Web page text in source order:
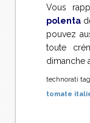
Vous
polenta
pouvez
toute
dimanche
technorati
tomate